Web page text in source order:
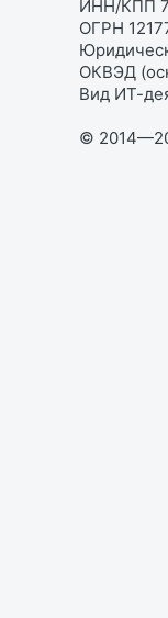
ИНН/КПП
ОГРН
ОКВЭД
Вид ИТ-
©